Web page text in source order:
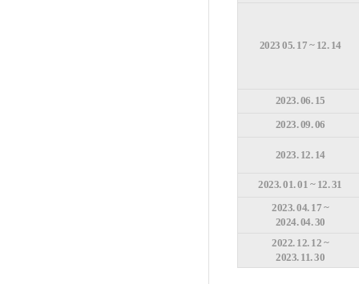
2023 05. 17 ~ 12. 14
2023. 06. 15
2023. 09. 06
2023. 12. 14
2023. 01. 01 ~ 12. 31
2023. 04. 17 ~
2024. 04. 30
2022. 12. 12 ~
2023. 11. 30